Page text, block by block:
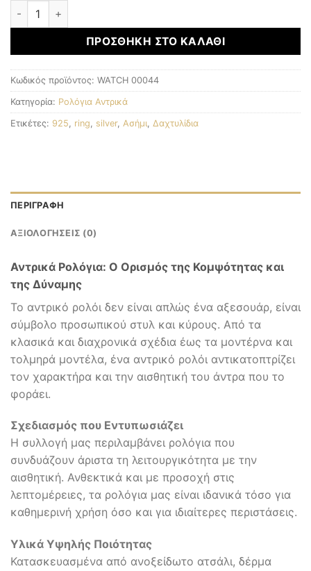
Αντρικά Ρολόγια ποσότητα
ΠΡΟΣΘΉΚΗ ΣΤΟ ΚΑΛΆΘΙ
Κωδικός προϊόντος: WATCH 00044
Κατηγορία: Ρολόγια Αντρικά
Ετικέτες: 925 ring silver, Ασήμι Δαχτυλίδια
ΠΕΡΙΓΡΑΦΉ
ΑΞΙΟΛΟΓΉΣΕΙΣ (0)
Αντρικά Ρολόγια: Ο Ορισμός της Κομψότητας και
της Δύναμης
Το αντρικό ρολόι δεν είναι απλώς ένα αξεσουάρ, είναι
σύμβολο προσωπικού στυλ και κύρους. Από τα
κλασικά και διαχρονικά σχέδια έως τα μοντέρνα και
τολμηρά μοντέλα, ένα αντρικό ρολόι αντικατοπτρίζει
τον χαρακτήρα και την αισθητική του άντρα που το
φοράει.
Σχεδιασμός που Εντυπωσιάζει
Η συλλογή μας περιλαμβάνει ρολόγια που
συνδυάζουν άριστα τη λειτουργικότητα με την
αισθητική. Ανθεκτικά και με προσοχή στις
λεπτομέρειες, τα ρολόγια μας είναι ιδανικά τόσο για
καθημερινή χρήση όσο και για ιδιαίτερες περιστάσεις.
Υλικά Υψηλής Ποιότητας
Κατασκευασμένα από ανοξείδωτο ατσάλι, δέρμα